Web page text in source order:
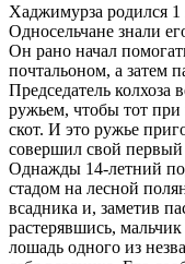
Хаджимурза родился 1
Односельчане знали
Он рано начал
почтальоном, а затем
Председатель колхоза
ружьем, чтобы тот при
скот. И это ружье
совершил свой первый
Однажды 14-летний
стадом на лесной
всадника и, заметив
растерявшись,
лошадь одного из